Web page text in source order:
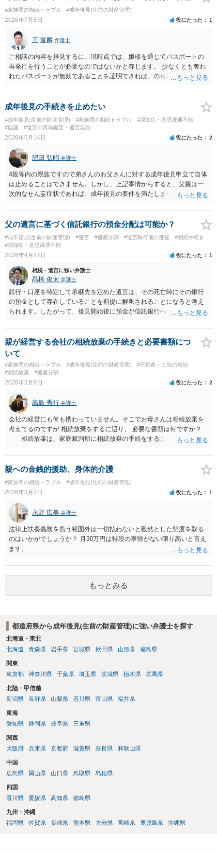
#家族間の相続トラブル #成年後見(生前の財産管理)
2026年7月8日 役にたった 1
王 宣麟 弁護士
ご相談の内容を拝見するに、現時点では、娘様を通じてパスポートの
再発行を行うことが必要なのではないかと存じます。 少なくとも奪わ
れたパスポートが無効であることを証明できれば、のちに何らかのト
働く可能性があります。 それ以外となると、現時点で特に損害が発生
していないという状況なのであれば現実的に動きにくい部分もあるか
と思うので、まずは予防の観点から再発行に向けて動かれてみてはい
かがでしょうか。
成年後見の手続きを止めたい
#成年後見(生前の財産管理) #家族間の相続トラブル
#認知症・意思疎通不能
#協議
#遺言の真偽鑑定・遺言無効
2026年6月14日 役にたった 2
肥田 弘昭 弁護士
4親等内の親族ですので弟さんのお父さんに対する成年後見申立て自体
は止めることはできません。しかし、上記事情からすると、父親は一
次的なせん妄症状であれば、成年後見の要件を満たしません。そこ
を聞かれます）。②医師に父親の精神状態を診断してもらい認知症等
の情況でないことを証明して貰いそれを証拠として裁判所に提出する
父の遺言に基づく信託銀行の預金分配は可能か？
#成年後見(生前の財産管理) #遺言 #遺産分割 #遺言執行者の選任
#相続手続き
#認知症・意思疎通不能
2026年4月27日 役にたった 1
相続・遺言に強い弁護士
髙橋 俊太 弁護士
銀行・口座を特定して承継先を定めた遺言は、その死亡時にその銀行
の預金として存在していることを前提に解釈されることになると考え
られます。したがって、後見開始後に預金が信託銀行へ一本化される
のまま機械的に執行できるとは限らないでしょう。 他方で、遺言全体
の趣旨から「各銀行口座そのもの」ではなく「当時その口座に対応す
る財産の帰属先を分けたかった」と読める場合は、信託移行前残高を
基準に実質的に配分する余地を主張すること自体はあり得ると思いま
すが、これは解釈問題であり、相続人間の争いが生じ得るところで
す。
親が経営する会社の相続放棄の手続きと必要書類につ
いて
#家族間の相続トラブル #成年後見(生前の財産管理)
#不動産・土地の相続
#相続放棄
#遺産分割
2026年3月9日 役にたった 2
高島 秀行 弁護士
会社の経営にも何も携わっていません。そこでお母さんは相続放棄を
考えてるのですが 相続放棄をするに辺り、 必要な書類は何ですか？
相続放棄は、家庭裁判所に相続放棄の手続をすることが必要で
のでしょうか？ お母さんが会社の連帯保証人にも役員にも、お父
さんの連帯保証人にもなっていなければ 相続放棄をすれば責任を
負うことはありません。 又、会社を破産させる為には 役員である祖母
の印鑑やサインを貰いたいたいけど老人ホームの スタッフを成年後見
人にして 必要な書類にサインしてもらうことは可能なのでしょうか？
祖母の成年後見人は、破産の申立権はありません。 会社がお
父さんの100％株主の場合 お母さんが相続放棄をすると、破産の
申立て権者はいなくなる可能性があります。 弁護士に面談で詳しい
事情を話して相談された方がよいと思います。
親への金銭的援助、身体的介護
#家族間の相続トラブル #成年後見(生前の財産管理)
2026年3月7日 役にたった 1
永野 広美 弁護士
法律上扶養義務を負う範囲外は一切払わないと毅然とした態度を取る
のはいかがでしょうか？ 月30万円は特段の事情がない限り高いと言え
ます。
もっとみる
都道府県から成年後見(生前の財産管理)に強い弁護士を探す
北海道・東北
北海道
青森県 岩手県 宮城県 秋田県 山形県 福島県
関東
東京都
神奈川県 千葉県 埼玉県 茨城県 栃木県 群馬県
北陸・甲信越
新潟県
長野県 山梨県 石川県 富山県 福井県
東海
愛知県
静岡県 岐阜県 三重県
関西
大阪府
兵庫県 京都府 滋賀県 奈良県 和歌山県
中国
広島県
岡山県 山口県 鳥取県 島根県
四国
香川県
愛媛県 高知県 徳島県
九州・沖縄
福岡県
佐賀県 長崎県 熊本県 大分県 宮崎県 鹿児島県 沖縄県